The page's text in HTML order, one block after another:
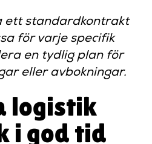
ett standardkontrakt
för varje specifik
en tydlig plan för
eller avbokningar.
logistik
i god tid